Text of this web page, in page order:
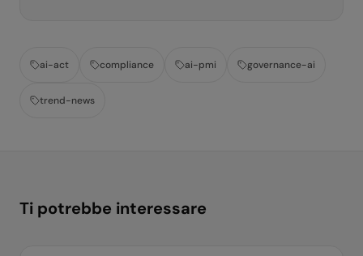
ai-act compliance ai-pmi governance-ai
trend-news
Ti potrebbe interessare